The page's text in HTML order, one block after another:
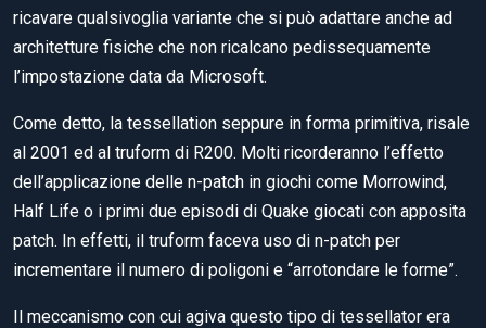
ricavare qualsivoglia variante che si può adattare anche ad
architetture fisiche che non ricalcano pedissequamente
l’impostazione data da Microsoft.
Come detto, la tessellation seppure in forma primitiva, risale
al 2001 ed al truform di R200. Molti ricorderanno l’effetto
dell’applicazione delle n-patch in giochi come Morrowind,
Half Life o i primi due episodi di Quake giocati con apposita
patch. In effetti, il truform faceva uso di n-patch per
incrementare il numero di poligoni e “arrotondare le forme”.
Il meccanismo con cui agiva questo tipo di tessellator era